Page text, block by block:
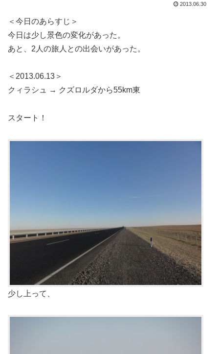
2013.06.30
＜今日のあらすじ＞
今日は少し景色の変化があった。
あと、2人の旅人との出会いがあった。
＜2013.06.13＞
クィラシュ → クズロルダから55km東
スタート！
少し上って、